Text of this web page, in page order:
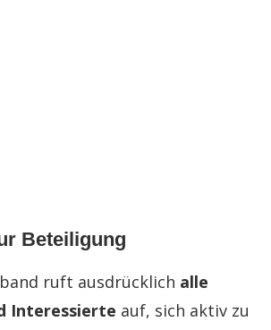
Beteiligung
ruft ausdrücklich alle
Interessierte auf, sich aktiv zu